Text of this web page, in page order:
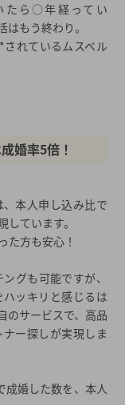
たら○年経ってい
もう終わり。
れているムスベル
婚率5倍！
本人申し込み比で
ています。
た方も安心！
グも可能ですが、
ッキリと感じるは
のサービスで、高品
ー探しが実現しま
成婚した数を、本人